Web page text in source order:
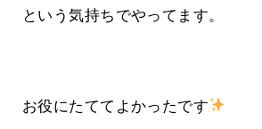
という気持ちでやってます。
お役にたててよかったです